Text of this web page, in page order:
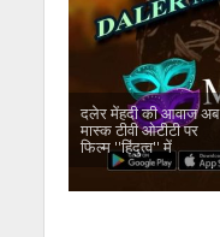
दलेर मेंहदी की आवाज अब
मास्क टीवी ओटीटी पर
फिल्म ''हिंदुत्व'' में